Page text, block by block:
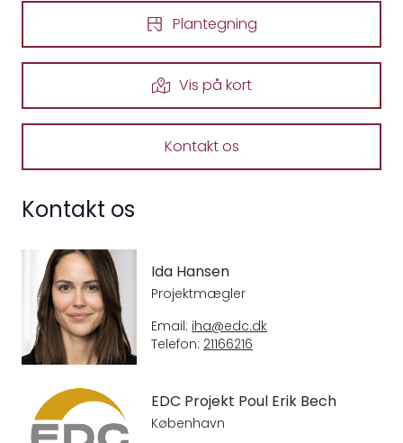
Plantegning
Vis på kort
Kontakt os
Kontakt os
Ida Hansen
Projektmægler
Email: iha@edc.dk
Telefon: 21166216
EDC Projekt Poul Erik Bech
København